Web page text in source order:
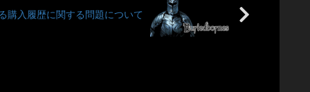
購入履歴に関する問題について